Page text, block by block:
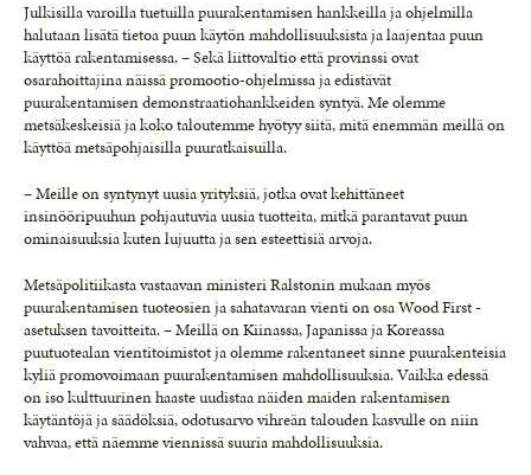
Julkisilla varoilla tuetuilla puurakentamisen hankkeilla ja ohjelmilla
halutaan lisätä tietoa puun käytön mahdollisuuksista ja laajentaa puun
käyttöä rakentamisessa. – Sekä liittovaltio että provinssi ovat
osarahoittajina näissä promootio-ohjelmissa ja edistävät
puurakentamisen demonstraatiohankkeiden syntyä. Me olemme
metsäkeskeisiä ja koko taloutemme hyötyy siitä, mitä enemmän meillä on
käyttöä metsäpohjaisilla puuratkaisuilla.
– Meille on syntynyt uusia yrityksiä, jotka ovat kehittäneet
insinööripuuhun pohjautuvia uusia tuotteita, mitkä parantavat puun
ominaisuuksia kuten lujuutta ja sen esteettisiä arvoja.
Metsäpolitiikasta vastaavan ministeri Ralstonin mukaan myös
puurakentamisen tuoteosien ja sahatavaran vienti on osa Wood First -
asetuksen tavoitteita. – Meillä on Kiinassa, Japanissa ja Koreassa
puutuotealan vientitoimistot ja olemme rakentaneet sinne puurakenteisia
kyliä promovoimaan puurakentamisen mahdollisuuksia. Vaikka edessä
on iso kulttuurinen haaste uudistaa näiden maiden rakentamisen
käytäntöjä ja säädöksiä, odotusarvo vihreän talouden kasvulle on niin
vahvaa, että näemme viennissä suuria mahdollisuuksia.